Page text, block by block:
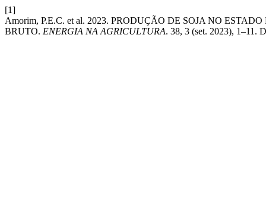
[1]
Amorim, P.E.C. et al. 2023. PRODUÇÃO DE SOJA NO
BRUTO. ENERGIA NA AGRICULTURA. 38, 3 (set. 2023), 1–11.